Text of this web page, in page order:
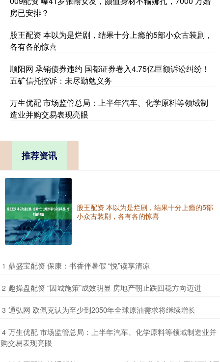
房已安排？
股王配资 本以为是烂剧，结果十分上瘾的5部小众古装剧，
各有各的惊喜
顺阳网 承销债券违约 国都证券卷入4.75亿巨额诉讼纠纷！
五矿信托控诉：未尽勤勉义务
万生优配 市场监管总局：上半年汽车、化学原料等领域制
造业并购交易表现亮眼
推荐资讯
股王配资 本以为是烂剧，结果十分上瘾的5部
小众古装剧，各有各的惊喜
1 ​鼎盛宝配资 保康：书香伴暑假 “悦”读享清凉
2 ​趣操盘配资 “因城施策”成效明显 房地产朝止跌回稳方向迈进
3 ​通弘网 欧佩克认为至少到2050年全球原油需求将继续增长
4 ​万生优配 市场监管总局：上半年汽车、化学原料等领域制造业并
购交易表现亮眼